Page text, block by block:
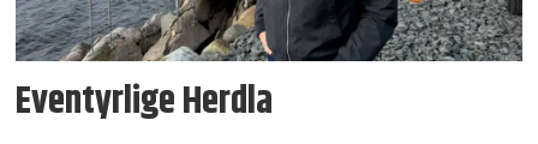
Eventyrlige Herdla